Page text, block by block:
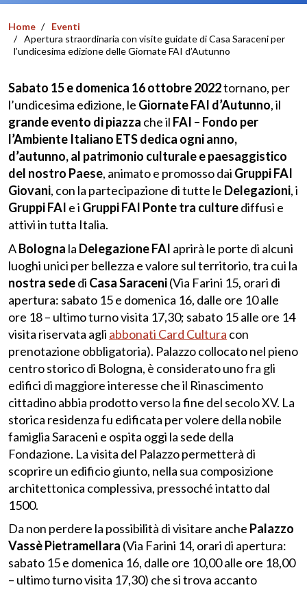
Home
Eventi
Apertura straordinaria con visite guidate di Casa Saraceni per
l’undicesima edizione delle Giornate FAI d’Autunno
Sabato 15 e domenica 16 ottobre 2022tornano, per
l’undicesima edizione, le Giornate FAI d’Autunno, il
grande evento di piazza che il FAI – Fondo per
l’Ambiente Italiano ETS dedica ogni anno,
d’autunno, al patrimonio culturale e paesaggistico
del nostro Paese, animato e promosso dai Gruppi FAI
Giovani, con la partecipazione di tutte le Delegazioni, i
Gruppi FAI e i Gruppi FAI Ponte tra culturediffusi e
attivi in tutta Italia.
ABologna la DelegazioneFAI aprirà le porte di alcuni
luoghi unici per bellezza e valore sul territorio, tra cui la
nostra sededi Casa Saraceni(Via Farini 15, orari di
apertura: sabato 15 e domenica 16, dalle ore 10 alle
ore 18 – ultimo turno visita 17,30; sabato 15 alle ore 14
visita riservata agli abbonati Card Cultura con
prenotazione obbligatoria). Palazzo collocato nel pieno
centro storico di Bologna, è considerato uno fra gli
edifici di maggiore interesse che il Rinascimento
cittadino abbia prodotto verso la fine del secolo XV. La
storica residenza fu edificata per volere della nobile
famiglia Saraceni e ospita oggi la sede della
Fondazione. La visita del Palazzo permetterà di
scoprire un edificio giunto, nella sua composizione
architettonica complessiva, pressoché intatto dal
1500.
Da non perdere la possibilità di visitare anche Palazzo
Vassè Pietramellara (Via Farini 14, orari di apertura:
sabato 15 e domenica 16, dalle ore 10,00 alle ore 18,00
– ultimo turno visita 17,30) che si trova accanto